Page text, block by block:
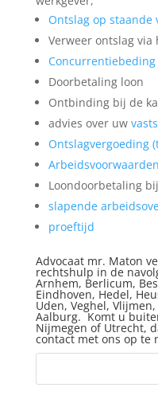
Ontslag op staande
Verweer ontslag via
Doorbetaling loon
Ontbinding bij de
advies over uw
Ontslagvergoeding
Arbeidsvoorwaarden
Loondoorbetaling
slapende
proeftijd
Advocaat mr. Maton
rechtshulp in de
Arnhem, Berlicum,
Eindhoven, Hedel,
Uden, Veghel, Vlijmen,
Aalburg. Komt u
Nijmegen of Utrecht,
contact met ons op te